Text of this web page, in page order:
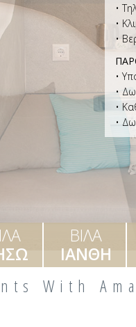
•
•
•
•
•
•
•
ΒΙΛΑ
ΙΑΝΘΗ
With